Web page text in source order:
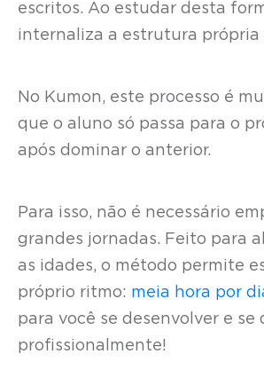
escritos. Ao estudar desta
internaliza a estrutura própria
No Kumon, este processo é
que o aluno só passa para o
após dominar o anterior.
Para isso, não é necessário
grandes jornadas. Feito para
as idades, o método permite
próprio ritmo: meia hora por
para você se desenvolver e se
profissionalmente!